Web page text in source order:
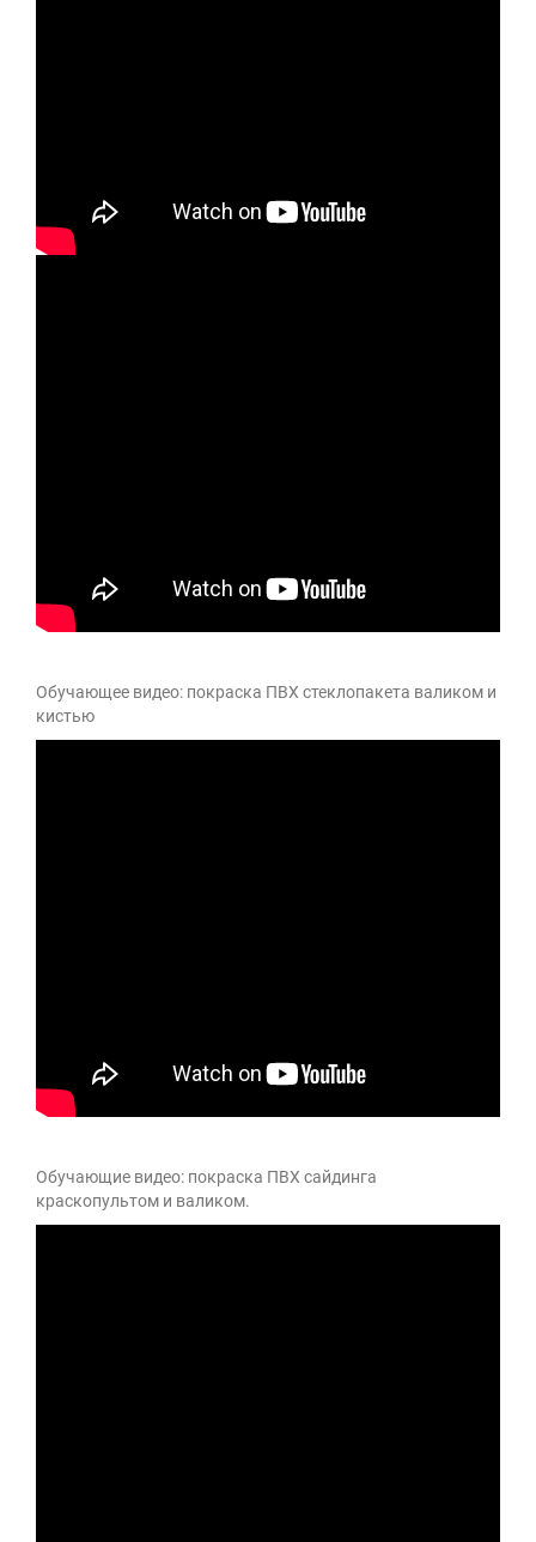
Обучающее видео: покраска ПВХ стеклопакета валиком и
кистью
Обучающие видео: покраска ПВХ сайдинга
краскопультом и валиком.